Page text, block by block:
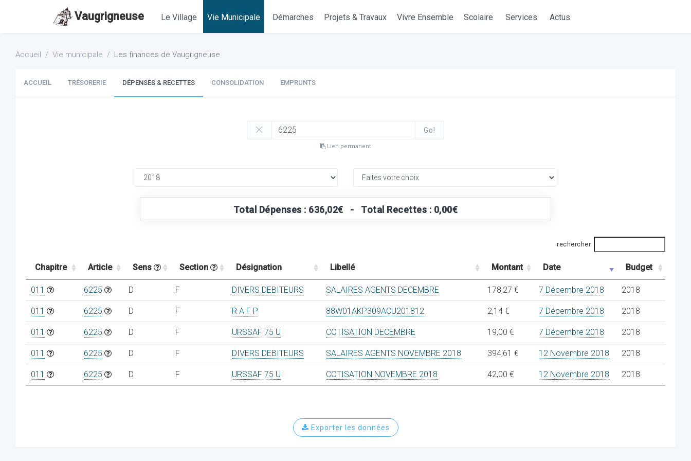
Vaugrigneuse Le Village Vie Municipale Démarches Projets & Travaux Vivre Ensemble Scolaire Services Actus
Accueil Vie municipale Les finances de Vaugrigneuse
ACCUEIL TRÉSORERIE DÉPENSES & RECETTES CONSOLIDATION EMPRUNTS
Go!
Lien permanent
Total Dépenses : 636,02€ - Total Recettes : 0,00€
rechercher
Chapitre Article Sens Section Désignation Libellé Montant Date Budget
011 6225 D F DIVERS DEBITEURS SALAIRES AGENTS DECEMBRE 178,27 € 7 Décembre 2018 2018
011 6225 D F R A F P 88W01AKP309ACU201812 2,14 € 7 Décembre 2018 2018
011 6225 D F URSSAF 75 U COTISATION DECEMBRE 19,00 € 7 Décembre 2018 2018
011 6225 D F DIVERS DEBITEURS SALAIRES AGENTS NOVEMBRE 2018 394,61 € 12 Novembre 2018 2018
011 6225 D F URSSAF 75 U COTISATION NOVEMBRE 2018 42,00 € 12 Novembre 2018 2018
Exporter les données